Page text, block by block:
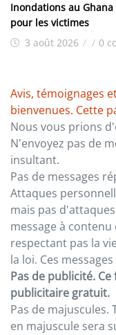
Inondations au Ghana
pour les victimes
3 août 2026 / / 0
Avis, témoignages
bienvenues. Cette
Nous vous prions
N'envoyez pas de
insultant.
Pas de messages
Attaques
mais pas
message à
respectant pas la
la loi. Ces
Pas de publicité.
publicitaire gratuit.
Pas de
en majuscule sera